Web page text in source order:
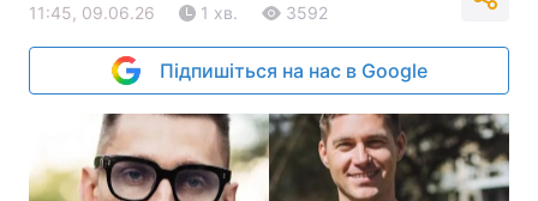
11:45, 09.06.26 1 хв. 3592
Підпишіться на нас в Google